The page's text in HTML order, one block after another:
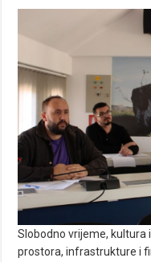
Slobodno vrijeme,
prostora, infrastrukture i